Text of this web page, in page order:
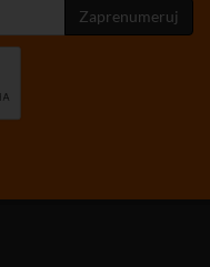
Zaprenumeruj